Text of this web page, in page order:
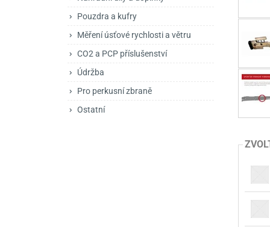
Brokovnice
Luky
Kuše
Pouzdra a kufry
Měření úsťové rychlosti a větru
CO2 a PCP příslušenství
Údržba
Pro perkusní zbraně
Ostatní